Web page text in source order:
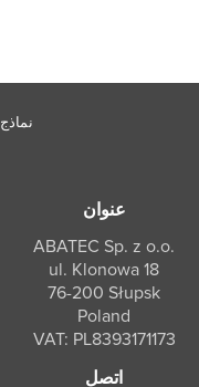
نماذج
عنوان
ABATEC Sp. z o.o.
ul. Klonowa 18
76-200 Słupsk
Poland
VAT: PL8393171173
اتصل